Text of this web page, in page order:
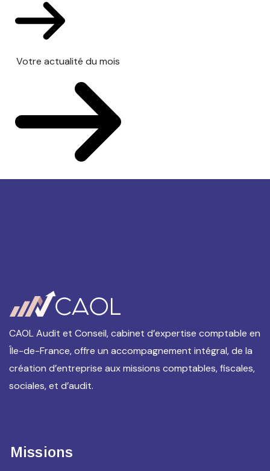
Votre actualité du mois
CAOL Audit et Conseil, cabinet d’expertise comptable en
Île-de-France, offre un accompagnement intégral, de la
création d’entreprise aux missions comptables, fiscales,
sociales, et d’audit.
Missions